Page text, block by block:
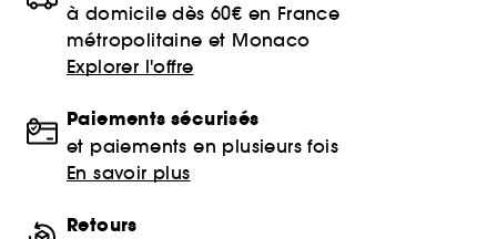
à domicile dès 60€ en France
métropolitaine et Monaco
Explorer l'offre
Paiements sécurisés
et paiements en plusieurs fois
En savoir plus
Retours